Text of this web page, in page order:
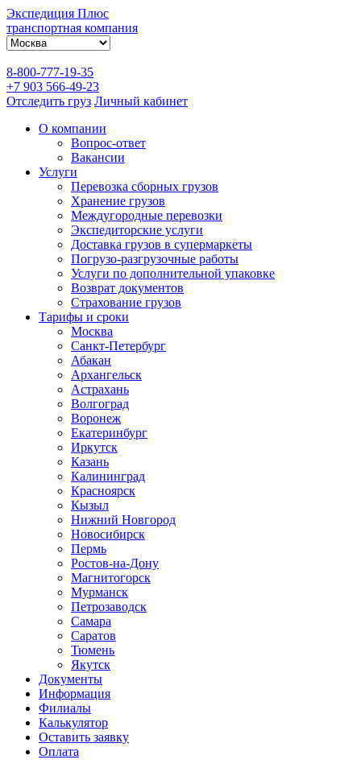
Экспедиция Плюс
транспортная компания
8-800-777-19-35
+7 903 566-49-23
Отследить груз Личный кабинет
О компании
Вопрос-ответ
Вакансии
Услуги
Перевозка сборных грузов
Хранение грузов
Междугородные перевозки
Экспедиторские услуги
Доставка грузов в супермаркеты
Погрузо-разгрузочные работы
Услуги по дополнительной упаковке
Возврат документов
Страхование грузов
Тарифы и сроки
Москва
Санкт-Петербург
Абакан
Архангельск
Астрахань
Волгоград
Воронеж
Екатеринбург
Иркутск
Казань
Калининград
Красноярск
Кызыл
Нижний Новгород
Новосибирск
Пермь
Ростов-на-Дону
Магнитогорск
Мурманск
Петрозаводск
Самара
Саратов
Тюмень
Якутск
Документы
Информация
Филиалы
Калькулятор
Оставить заявку
Оплата